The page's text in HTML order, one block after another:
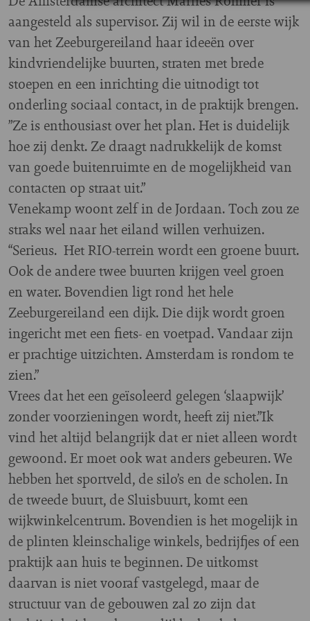
aangesteld als supervisor. Zij wil in de eerste wijk
van het Zeeburgereiland haar ideeën over
kindvriendelijke buurten, straten met brede
stoepen en een inrichting die uitnodigt tot
onderling sociaal contact, in de praktijk brengen.
”Ze is enthousiast over het plan. Het is duidelijk
hoe zij denkt. Ze draagt nadrukkelijk de komst
van goede buitenruimte en de mogelijkheid van
contacten op straat uit.”
Venekamp woont zelf in de Jordaan. Toch zou ze
straks wel naar het eiland willen verhuizen.
“Serieus. Het RIO-terrein wordt een groene buurt.
Ook de andere twee buurten krijgen veel groen
en water. Bovendien ligt rond het hele
Zeeburgereiland een dijk. Die dijk wordt groen
ingericht met een fiets- en voetpad. Vandaar zijn
er prachtige uitzichten. Amsterdam is rondom te
zien.”
Vrees dat het een geïsoleerd gelegen ‘slaapwijk’
zonder voorzieningen wordt, heeft zij niet.”Ik
vind het altijd belangrijk dat er niet alleen wordt
gewoond. Er moet ook wat anders gebeuren. We
hebben het sportveld, de silo’s en de scholen. In
de tweede buurt, de Sluisbuurt, komt een
wijkwinkelcentrum. Bovendien is het mogelijk in
de plinten kleinschalige winkels, bedrijfjes of een
praktijk aan huis te beginnen. De uitkomst
daarvan is niet vooraf vastgelegd, maar de
structuur van de gebouwen zal zo zijn dat